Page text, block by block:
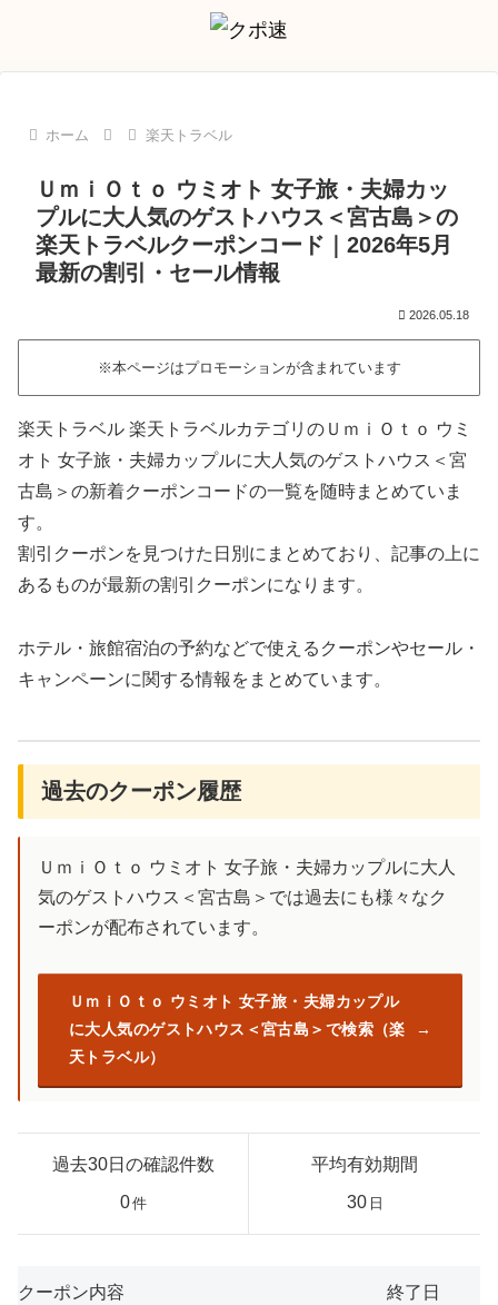
ホーム 楽天トラベル
ＵｍｉＯｔｏ ウミオト 女子旅・夫婦カッ
プルに大人気のゲストハウス＜宮古島＞の
楽天トラベルクーポンコード｜2026年5月
最新の割引・セール情報
2026.05.18
※本ページはプロモーションが含まれています
楽天トラベル 楽天トラベルカテゴリのＵｍｉＯｔｏ ウミ
オト 女子旅・夫婦カップルに大人気のゲストハウス＜宮
古島＞の新着クーポンコードの一覧を随時まとめていま
す。
割引クーポンを見つけた日別にまとめており、記事の上に
あるものが最新の割引クーポンになります。
ホテル・旅館宿泊の予約などで使えるクーポンやセール・
キャンペーンに関する情報をまとめています。
過去のクーポン履歴
ＵｍｉＯｔｏ ウミオト 女子旅・夫婦カップルに大人
気のゲストハウス＜宮古島＞では過去にも様々なク
ーポンが配布されています。
ＵｍｉＯｔｏ ウミオト 女子旅・夫婦カップル
に大人気のゲストハウス＜宮古島＞で検索（楽
天トラベル）
過去30日の確認件数
0件
平均有効期間
30 日
クーポン内容 終了日